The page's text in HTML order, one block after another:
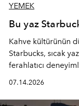
YEMEK
Bu yaz
Kahve kültürünün
Starbucks, sıcak
ferahlatıcı
yepyeni Cloud
07.14.2026